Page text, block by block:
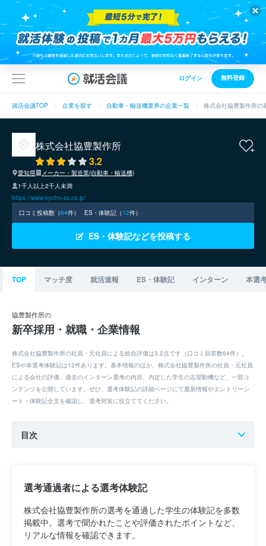
ログイン 無料登録
就活会議TOP 企業を探す 自動車・輸送機業界の企業一覧 株式会社協豊製作所の
株式会社協豊製作所
3.2
愛知県
メーカー・製造業(自動車・輸送機)
1千人以上2千人未満
https://www.kyoho-ss.co.jp/
口コミ投稿数（64件） ES・体験記（12件）
ES・体験記などを投稿する
TOP マッチ度 就活速報 ES・体験記 インターン 本選
協豊製作所の
新卒採用・就職・企業情報
株式会社協豊製作所の社員・元社員による総合評価は3.2点です（口コミ回答数64件）。
ESや本選考体験記は12件あります。基本情報のほか、株式会社協豊製作所の社員・元社員
による会社の評価、過去のインターン選考の内容、内定した学生の志望動機など、一部コ
ンテンツを公開しています。ぜひ、選考体験記の詳細ページにて最新情報やエントリーシ
ート・体験記全文を確認し、選考対策に役立ててください。
目次
選考通過者による選考体験記
株式会社協豊製作所の選考を通過した学生の体験記を多数
掲載中。選考で聞かれたことや評価されたポイントなど、
リアルな情報を確認できます。